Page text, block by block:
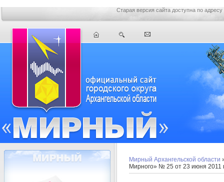
Старая версия сайта доступна по адресу
Мирный Архангельской области
Мирного» № 25 от 23 июня 2011